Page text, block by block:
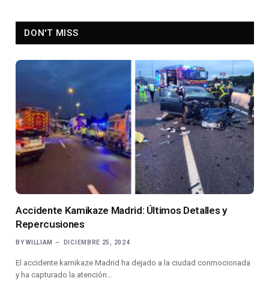
DON'T MISS
Accidente Kamikaze Madrid: Últimos Detalles y
Repercusiones
BY WILLIAM DICIEMBRE 25, 2024
El accidente kamikaze Madrid ha dejado a la ciudad conmocionada
y ha capturado la atención…